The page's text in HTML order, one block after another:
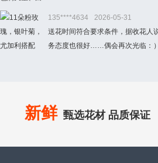
135****4634
2026-05-31
送花时间符合要求条件，据收花
务态度也很好……偶会再次光临：）
新鲜 甄选花材 品质保证